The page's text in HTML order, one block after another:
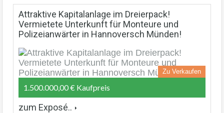
Attraktive Kapitalanlage im Dreierpack!
Vermietete Unterkunft für Monteure und
Polizeianwärter in Hannoversch Münden!
Zu Verkaufen
1.500.000,00 € Kaufpreis
zum Exposé..